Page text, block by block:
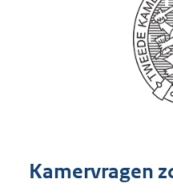
Kamervragen